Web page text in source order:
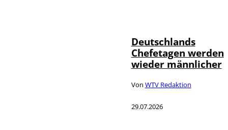
Deutschlands
Chefetagen werden
wieder männlicher
Von WTV Redaktion
29.07.2026